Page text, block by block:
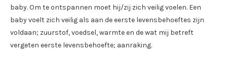
baby. Om te ontspannen moet hij/zij zich veilig voelen. Een
baby voelt zich veilig als aan de eerste levensbehoeftes zijn
voldaan; zuurstof, voedsel, warmte en de wat mij betreft
vergeten eerste levensbehoefte; aanraking.